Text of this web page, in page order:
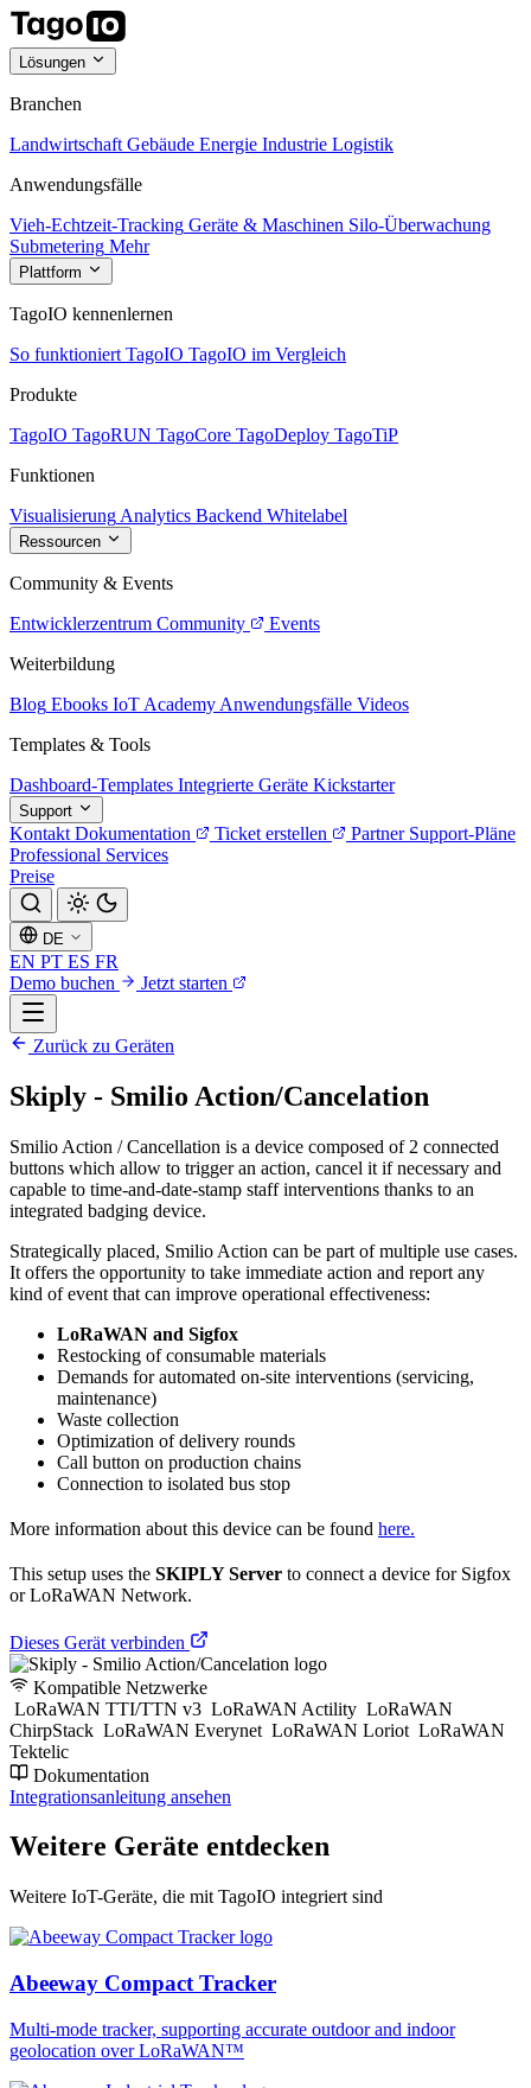
Lösungen
Branchen
Landwirtschaft Gebäude Energie Industrie Logistik
Anwendungsfälle
Vieh-Echtzeit-Tracking Geräte & Maschinen Silo-Überwachung
Submetering Mehr
Plattform
TagoIO kennenlernen
So funktioniert TagoIO TagoIO im Vergleich
Produkte
TagoIO TagoRUN TagoCore TagoDeploy TagoTiP
Funktionen
Visualisierung Analytics Backend Whitelabel
Ressourcen
Community & Events
Entwicklerzentrum Community
Events
Weiterbildung
Blog Ebooks IoT Academy Anwendungsfälle Videos
Templates & Tools
Dashboard-Templates Integrierte Geräte Kickstarter
Support
Kontakt Dokumentation Ticket erstellen Partner Support-Pläne
Professional Services
Preise
DE
EN PT ES FR
Demo buchen
Jetzt starten
Zurück zu Geräten
Skiply - Smilio Action/Cancelation
Smilio Action / Cancellation is a device composed of 2 connected
buttons which allow to trigger an action, cancel it if necessary and
capable to time-and-date-stamp staff interventions thanks to an
integrated badging device.
Strategically placed, Smilio Action can be part of multiple use cases.
It offers the opportunity to take immediate action and report any
kind of event that can improve operational effectiveness:
LoRaWAN and Sigfox
Restocking of consumable materials
Demands for automated on-site interventions (servicing,
maintenance)
Waste collection
Optimization of delivery rounds
Call button on production chains
Connection to isolated bus stop
More information about this device can be found here.
This setup uses the SKIPLY Server to connect a device for Sigfox
or LoRaWAN Network.
Dieses Gerät verbinden
Kompatible Netzwerke
LoRaWAN TTI/TTN v3 LoRaWAN Actility LoRaWAN
ChirpStack LoRaWAN Everynet LoRaWAN Loriot LoRaWAN
Tektelic
Dokumentation
Integrationsanleitung ansehen
Weitere Geräte entdecken
Weitere IoT-Geräte, die mit TagoIO integriert sind
Abeeway Compact Tracker
Multi-mode tracker, supporting accurate outdoor and indoor
geolocation over LoRaWAN™